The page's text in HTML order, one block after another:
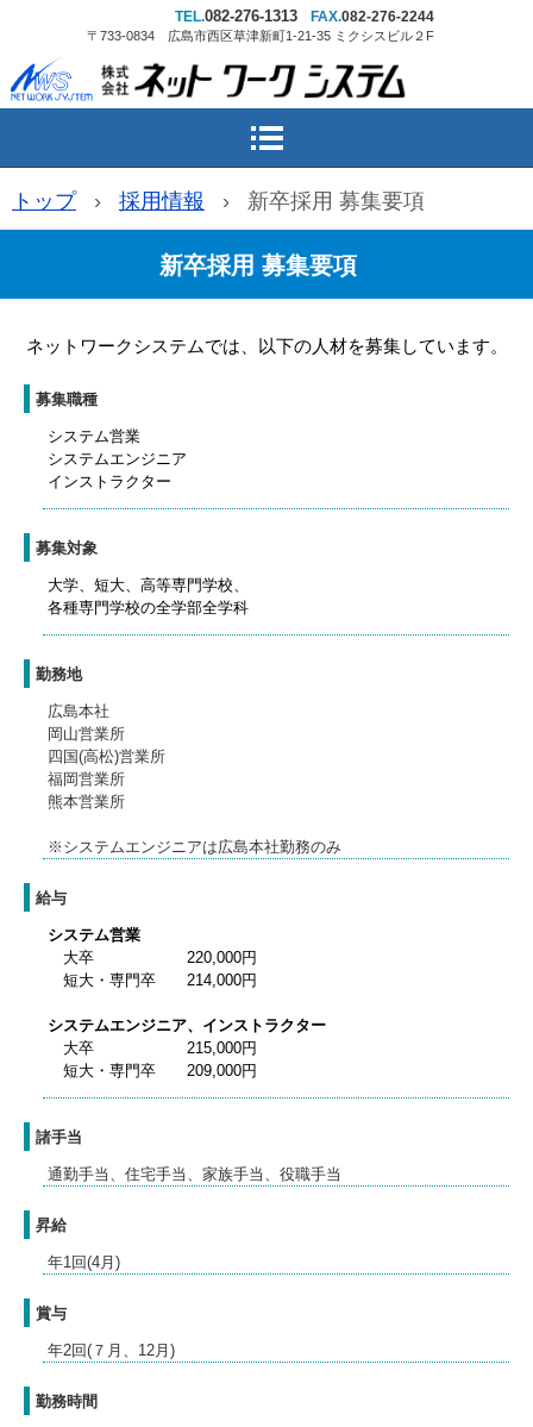
TEL.082-276-1313 FAX.082-276-2244
〒733-0834 広島市西区草津新町1-21-35 ミクシスビル２F
トップ › 採用情報 › 新卒採用 募集要項
新卒採用 募集要項
ネットワークシステムでは、以下の人材を募集しています。
募集職種
システム営業
システムエンジニア
インストラクター
募集対象
大学、短大、高等専門学校、
各種専門学校の全学部全学科
勤務地
広島本社
岡山営業所
四国(高松)営業所
福岡営業所
熊本営業所
※システムエンジニアは広島本社勤務のみ
給与
システム営業
大卒 220,000円
短大・専門卒 214,000円
システムエンジニア、インストラクター
大卒 215,000円
短大・専門卒 209,000円
諸手当
通勤手当、住宅手当、家族手当、役職手当
昇給
年1回(4月)
賞与
年2回(７月、12月)
勤務時間